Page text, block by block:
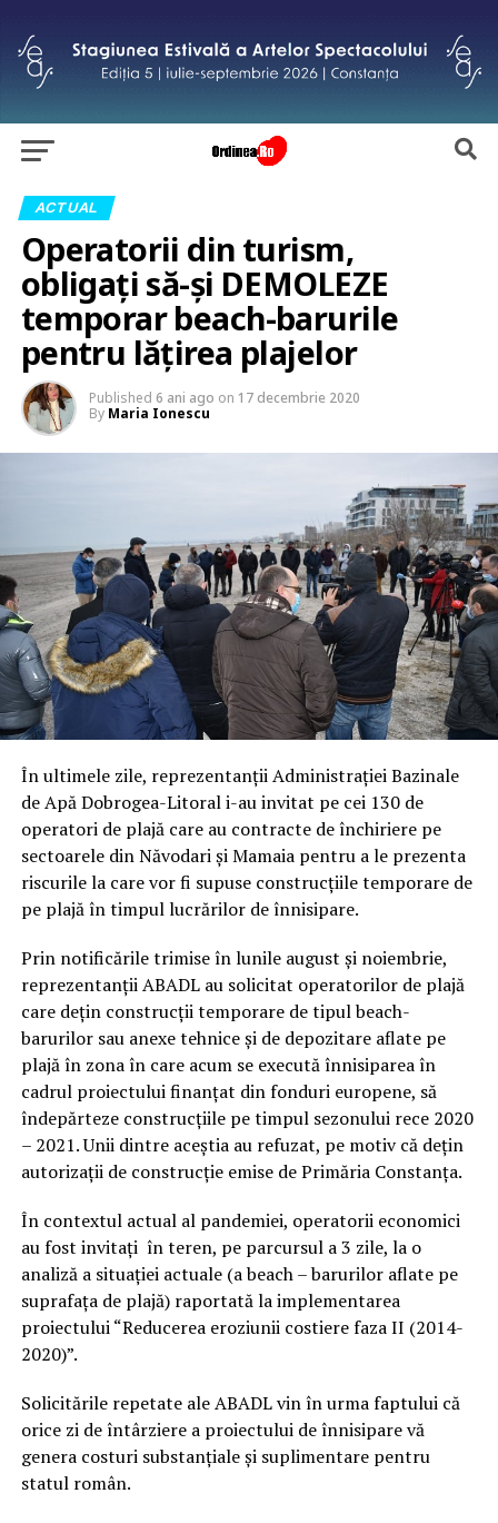
ACTUAL
Operatorii din turism,
obligați să-și DEMOLEZE
temporar beach-barurile
pentru lățirea plajelor
Published 6 ani ago on 17 decembrie 2020
By Maria Ionescu
În ultimele zile, reprezentanții Administraţiei Bazinale
de Apă Dobrogea-Litoral i-au invitat pe cei 130 de
operatori de plajă care au contracte de închiriere pe
sectoarele din Năvodari și Mamaia pentru a le prezenta
riscurile la care vor fi supuse construcțiile temporare de
pe plajă în timpul lucrărilor de înnisipare.
Prin notificările trimise în lunile august și noiembrie,
reprezentanții ABADL au solicitat operatorilor de plajă
care dețin construcții temporare de tipul beach-
barurilor sau anexe tehnice și de depozitare aflate pe
plajă în zona în care acum se execută înnisiparea în
cadrul proiectului finanțat din fonduri europene, să
îndepărteze construcțiile pe timpul sezonului rece 2020
– 2021. Unii dintre aceștia au refuzat, pe motiv că dețin
autorizații de construcție emise de Primăria Constanța.
În contextul actual al pandemiei, operatorii economici
au fost invitați în teren, pe parcursul a 3 zile, la o
analiză a situației actuale (a beach – barurilor aflate pe
suprafața de plajă) raportată la implementarea
proiectului “Reducerea eroziunii costiere faza II (2014-
2020)”.
Solicitările repetate ale ABADL vin în urma faptului că
orice zi de întârziere a proiectului de înnisipare vă
genera costuri substanțiale și suplimentare pentru
statul român.